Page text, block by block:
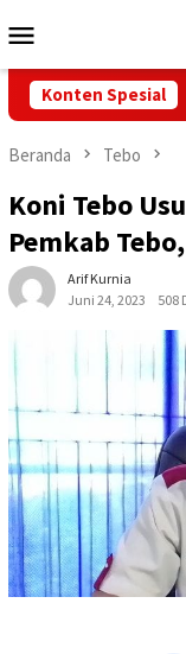
ke
Mobile
Konten Spesial
Beranda Tebo
Koni Tebo
Pemkab
Arif Kurnia
Juni 24, 2023
508